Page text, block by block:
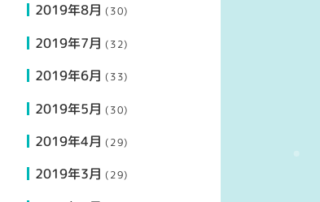
2019年8月 (30)
2019年7月 (32)
2019年6月 (33)
2019年5月 (30)
2019年4月 (29)
2019年3月 (29)